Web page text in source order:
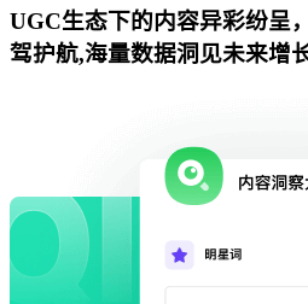
UGC生态下的内容异彩纷呈
驾护航,海量数据洞见未来增